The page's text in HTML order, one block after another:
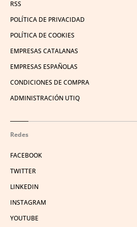
RSS
POLÍTICA DE PRIVACIDAD
POLÍTICA DE COOKIES
EMPRESAS CATALANAS
EMPRESAS ESPAÑOLAS
CONDICIONES DE COMPRA
ADMINISTRACIÓN UTIQ
Redes
FACEBOOK
TWITTER
LINKEDIN
INSTAGRAM
YOUTUBE